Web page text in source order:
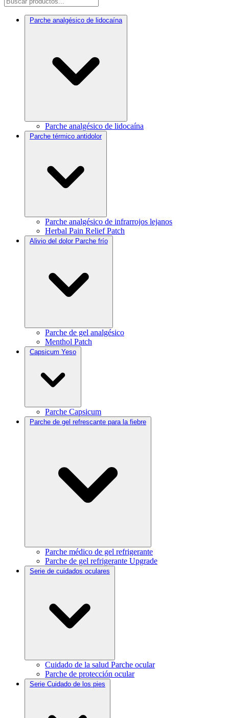
Parche analgésico de lidocaína
Parche analgésico de lidocaína
Parche térmico antidolor
Parche analgésico de infrarrojos lejanos
Herbal Pain Relief Patch
Alivio del dolor Parche frío
Parche de gel analgésico
Menthol Patch
Capsicum Yeso
Parche Capsicum
Parche de gel refrescante para la fiebre
Parche médico de gel refrigerante
Parche de gel refrigerante Upgrade
Serie de cuidados oculares
Cuidado de la salud Parche ocular
Parche de protección ocular
Serie Cuidado de los pies